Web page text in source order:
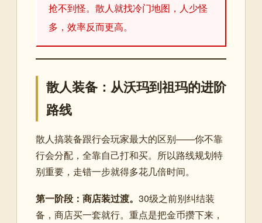
抢不到怪。散人就找冷门地图，人少怪
多，效率反而更高。
散人装备：从沃玛到祖玛的进阶
路线
散人搞装备跟行会玩家最大的区别——你不靠
行会分配，全靠自己打和买。所以路线规划特
别重要，走错一步就得多花几倍时间。
第一阶段：商店装过渡。 30级之前别纠结装
备，商店买一套就行。重点是把金币攒下来，